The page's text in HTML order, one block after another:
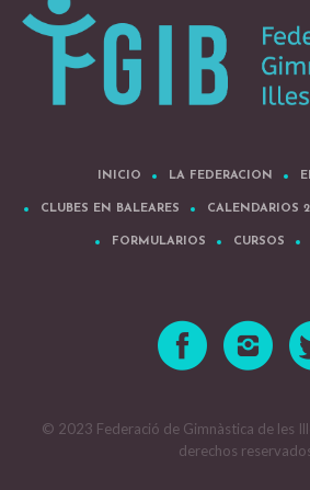
INICIO LA FEDERACION
CLUBES EN BALEARES CALENDARIOS
FORMULARIOS CURSOS
© 2023 Federació de Gimnàstica de les
derechos